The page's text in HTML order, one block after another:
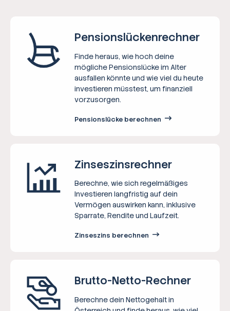
Pensions­lücken­rechner
Finde heraus, wie hoch deine
mögliche Pensionslücke im Alter
ausfallen könnte und wie viel du heute
investieren müsstest, um finanziell
vorzusorgen.
Pensionslücke berechnen
Zinseszins­rechner
Berechne, wie sich regelmäßiges
Investieren langfristig auf dein
Vermögen auswirken kann, inklusive
Sparrate, Rendite und Laufzeit.
Zinseszins berechnen
Brutto-Netto-­Rechner
Berechne dein Nettogehalt in